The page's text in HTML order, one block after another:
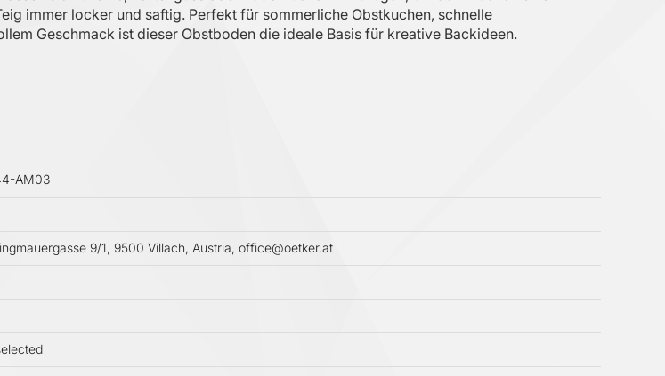
immer locker und saftig. Perfekt für sommerliche Obstkuchen, schnelle
Geschmack ist dieser Obstboden die ideale Basis für kreative Backideen.
AM03
9/1, 9500 Villach, Austria, office@oetker.at